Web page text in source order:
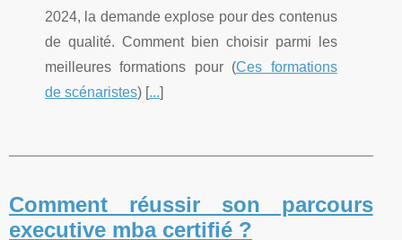
2024, la demande explose pour des contenus
de qualité. Comment bien choisir parmi les
meilleures formations pour (Ces formations
de scénaristes) [...]
Comment réussir son parcours
executive mba certifié ?